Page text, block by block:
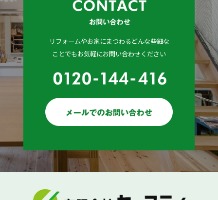
リフォームやお家にまつわるどんな些細な
ことでもお気軽にお問い合わせください